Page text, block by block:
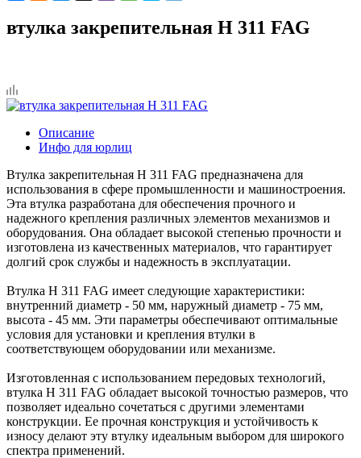
втулка закрепительная H 311 FAG
Описание
Инфо для юрлиц
Втулка закрепительная H 311 FAG предназначена для
использования в сфере промышленности и машиностроения.
Эта втулка разработана для обеспечения прочного и
надежного крепления различных элементов механизмов и
оборудования. Она обладает высокой степенью прочности и
изготовлена из качественных материалов, что гарантирует
долгий срок службы и надежность в эксплуатации.
Втулка H 311 FAG имеет следующие характеристики:
внутренний диаметр - 50 мм, наружный диаметр - 75 мм,
высота - 45 мм. Эти параметры обеспечивают оптимальные
условия для установки и крепления втулки в
соответствующем оборудовании или механизме.
Изготовленная с использованием передовых технологий,
втулка H 311 FAG обладает высокой точностью размеров, что
позволяет идеально сочетаться с другими элементами
конструкции. Ее прочная конструкция и устойчивость к
износу делают эту втулку идеальным выбором для широкого
спектра применений.